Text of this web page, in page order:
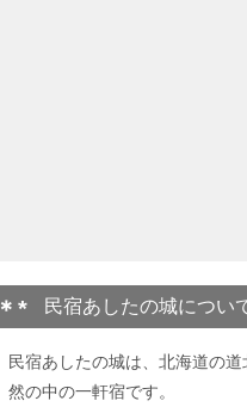
民宿あしたの城につい
民宿あしたの城は、北海道の
然の中の一軒宿です。